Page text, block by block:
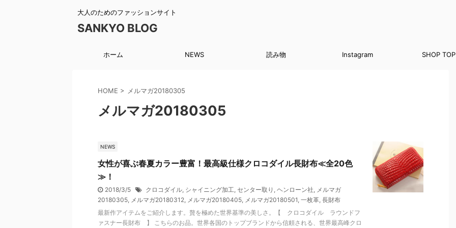
大人のためのファッションサイト
SANKYO BLOG
ホーム NEWS 読み物 Instagram SHOP TOP
HOME > メルマガ20180305
メルマガ20180305
NEWS
女性が喜ぶ春夏カラー豊富！最高級仕様クロコダイル長財布≪全20色
≫！
2018/3/5 クロコダイル, シャイニング加工, センター取り , ヘンローン社, メルマガ
20180305, メルマガ20180312, メルマガ20180405, メルマガ20180501, 一枚革, 長財布
最新作アイテムをご紹介します。贅を極めた世界基準の美しさ。【 クロコダイル ラウンドフ
ァスナー長財布 】 こちらのお品。世界各国のトップブランドから信頼される、世界最高峰クロ